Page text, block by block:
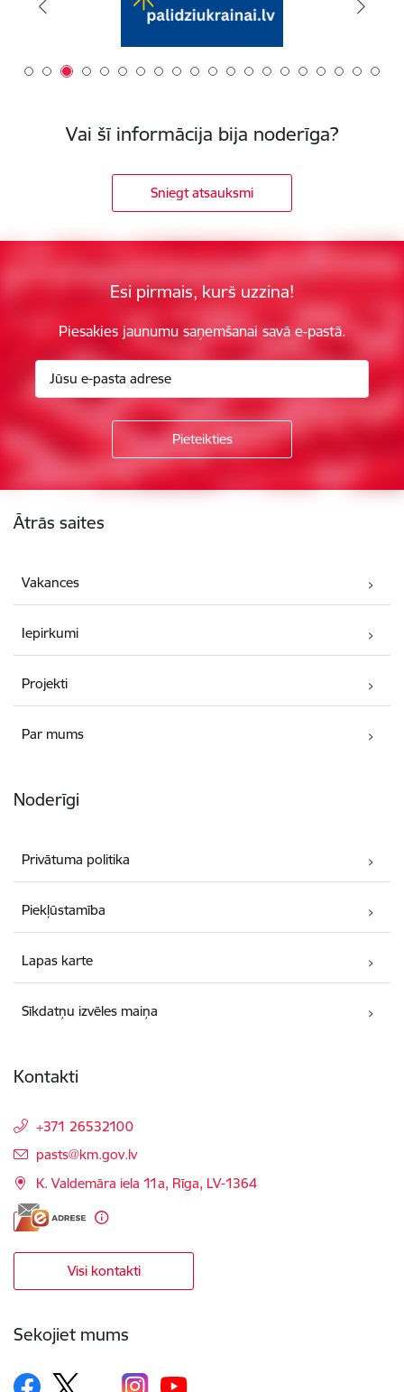
Vai šī informācija bija noderīga?
Sniegt atsauksmi
Esi pirmais, kurš uzzina!
Piesakies jaunumu saņemšanai savā e-pastā.
Ātrās saites
Vakances
Iepirkumi
Projekti
Par mums
Noderīgi
Privātuma politika
Piekļūstamība
Lapas karte
Sīkdatņu izvēles maiņa
Kontakti
+371 26532100
E-pasts:
pasts@km.gov.lv
K. Valdemāra iela 11a, Rīga, LV-1364
Visi kontakti
Sekojiet mums